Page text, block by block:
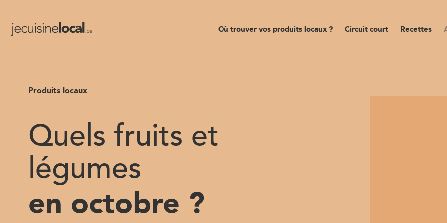
Où trouver vos produits locaux ? Circuit court Recettes
Produits locaux
Quels fruits et
légumes
en octobre ?